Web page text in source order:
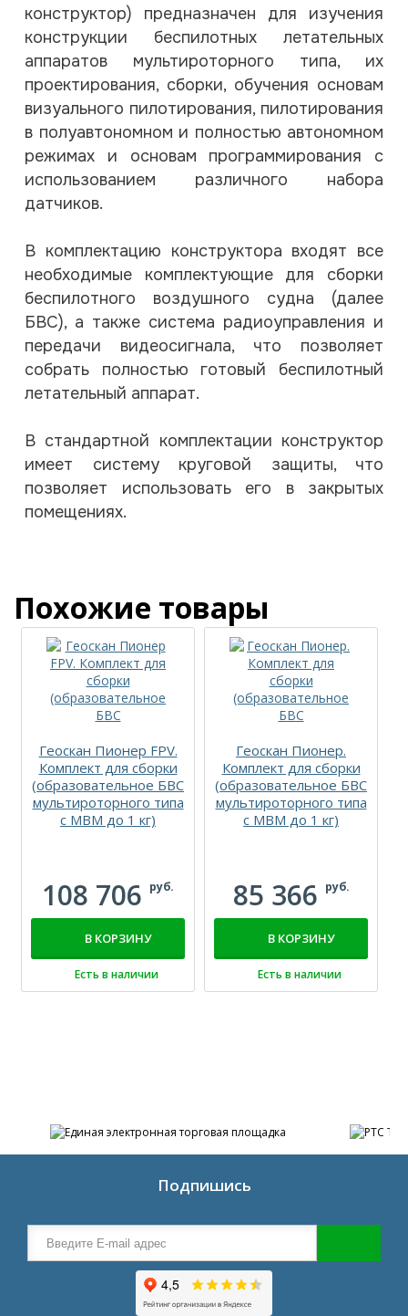
конструктор) предназначен для изучения
конструкции беспилотных летательных
аппаратов мультироторного типа, их
проектирования, сборки, обучения основам
визуального пилотирования, пилотирования
в полуавтономном и полностью автономном
режимах и основам программирования с
использованием различного набора
датчиков.
В комплектацию конструктора входят все
необходимые комплектующие для сборки
беспилотного воздушного судна (далее
БВС), а также система радиоуправления и
передачи видеосигнала, что позволяет
собрать полностью готовый беспилотный
летательный аппарат.
В стандартной комплектации конструктор
имеет систему круговой защиты, что
позволяет использовать его в закрытых
помещениях.
Похожие товары
Геоскан Пионер FPV.
Комплект для сборки
(образовательное БВС
мультироторного типа
с МВМ до 1 кг)
108 706 руб.
В КОРЗИНУ
Есть в наличии
Геоскан Пионер.
Комплект для сборки
(образовательное БВС
мультироторного типа
с МВМ до 1 кг)
85 366 руб.
В КОРЗИНУ
Есть в наличии
Подпишись